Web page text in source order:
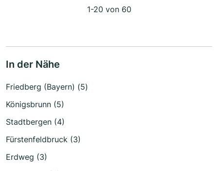
1-20 von 60
In der Nähe
Friedberg (Bayern) (5)
Königsbrunn (5)
Stadtbergen (4)
Fürstenfeldbruck (3)
Erdweg (3)